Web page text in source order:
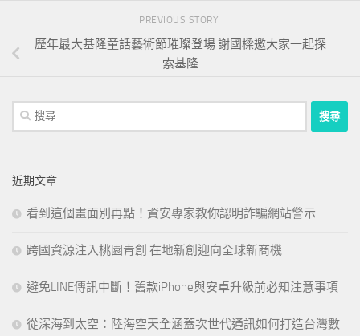
PREVIOUS STORY
歷年最大基隆童話藝術節璀璨登場 謝國樑邀大家一起探
索基隆
搜
尋
字:
近期文章
看到這個畫面別再點！資安專家教你認明詐騙網站警示
跨國資源注入桃園青創 在地新創迎向全球新商機
避免LINE傳訊中斷！舊款iPhone與安卓升級前必知注意事項
從深海到太空：陸海空天全涵蓋次世代通訊如何打造台灣數